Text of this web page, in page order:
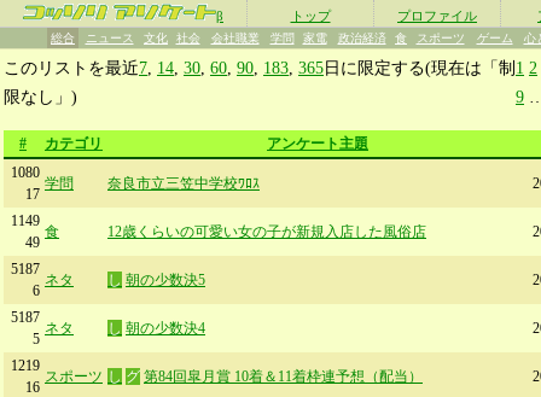
β トップ プロファイル
総合 ニュース 文化 社会 会社職業 学問 家電 政治経済 食 スポーツ ゲーム 心
このリストを最近7 14 30 60 90 183 365日に限定する(現在は「制
限なし」)
1 2
9
# カテゴリ
アンケート主題
1080
17
学問 奈良市立三笠中学校ﾜﾛｽ
1149
49
食 12歳くらいの可愛い女の子が新規入店した風俗店
5187
6
ネタ し 朝の少数決5
5187
5
ネタ し 朝の少数決4
1219
16
スポーツ し グ 第84回皐月賞 10着＆11着枠連予想（配当）